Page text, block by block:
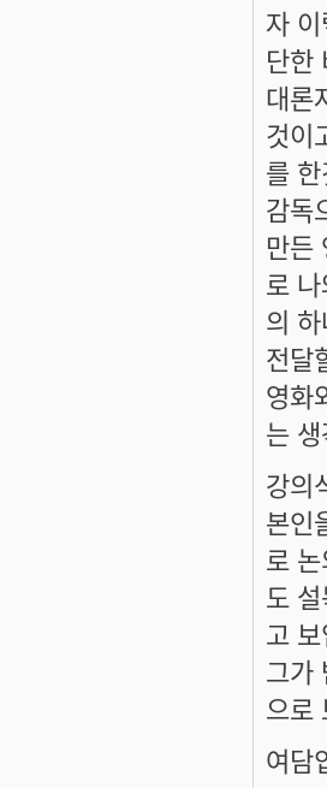
자
단한
대론
것이
를
감독
만든
로
의
전달
영화
는
강의
본인
로
도
고
그가
으로
여담